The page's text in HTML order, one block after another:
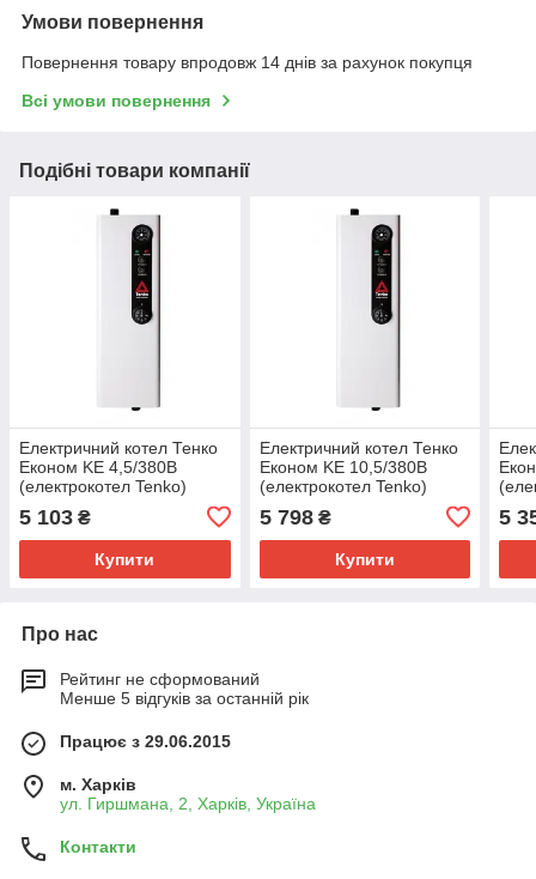
вказаними номерами телефонів
Зворотний зв'язок від наших
Відправка товару або самовивіз з
нашого магазину
Оплата за товар після отримання
Умови повернення
Повернення товару впродовж 14 днів за рахунок покупця
Всі умови повернення
Подібні товари компанії
Електричний котел Тенко
Економ KE 4,5/380В
(електрокотел Tenko)
5 103 ₴
Купити
Електричний котел Тенко
Економ KE 10,5/380В
(електрокотел Tenko)
5 798₴
Купити
5
Про нас
Рейтинг не сформований
Менше 5 відгуків за останній рік
Працює з 29.06.2015
м. Харків
ул. Гиршмана, 2, Харків, Україна
Контакти